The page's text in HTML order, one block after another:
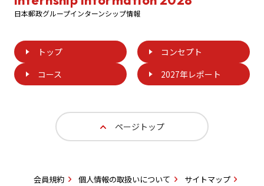
日本郵政グループインターンシップ情報
トップ
コンセプト
コース
2027年レポート
ページトップ
会員規約 個人情報の取扱いについて サイトマップ